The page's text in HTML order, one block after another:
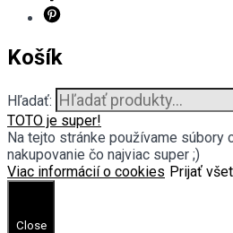
Košík
Hľadať:
TOTO je super!
Na tejto stránke používame súbory
nakupovanie čo najviac super ;)
Viac informácií o cookies Prijať
Close